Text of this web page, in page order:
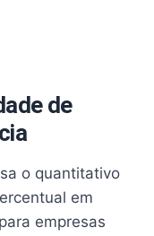
de
o quantitativo
em
empresas